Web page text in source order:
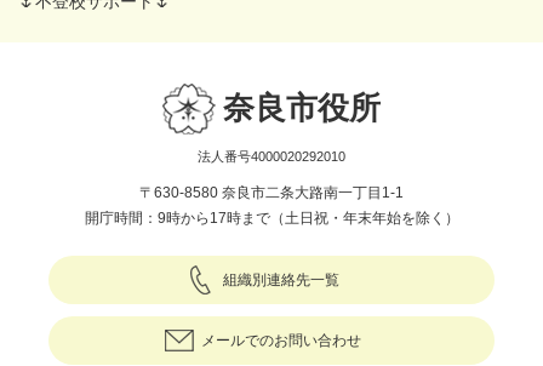
奈良市役所
法人番号4000020292010
〒630-8580 奈良市二条大路南一丁目1-1
開庁時間：9時から17時まで（土日祝・年末年始を除く）
組織別連絡先一覧
メールでのお問い合わせ